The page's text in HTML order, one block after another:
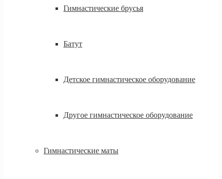
Гимнастические брусья
Батут
Детское гимнастическое оборудование
Другое гимнастическое оборудование
Гимнастические маты